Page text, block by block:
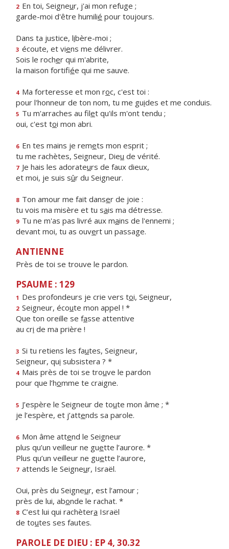
2 En toi, Seigneur, j'ai mon refuge ;
garde-moi d'être humilié pour toujours.
Dans ta justice, libère-moi ;
3 écoute, et viens me délivrer.
Sois le rocher qui m'abrite,
la maison fortifiée qui me sauve.
4 Ma forteresse et mon roc, c'est toi :
pour l'honneur de ton nom, tu me guides et me conduis.
5 Tu m'arraches au filet qu'ils m'ont tendu ;
oui, c'est toi mon abri.
6 En tes mains je remets mon esprit ;
tu me rachètes, Seigneur, Dieu de vérité.
7 Je hais les adorateurs de faux dieux,
et moi, je suis sûr du Seigneur.
8 Ton amour me fait danser de joie :
tu vois ma misère et tu sais ma détresse.
9 Tu ne m'as pas livré aux mains de l'ennemi ;
devant moi, tu as ouvert un passage.
ANTIENNE
Près de toi se trouve le pardon.
PSAUME : 129
1 Des profondeurs je crie vers toi, Seigneur,
2 Seigneur, écoute mon appel ! *
Que ton oreille se fasse attentive
au cri de ma prière !
3 Si tu retiens les fautes, Seigneur,
Seigneur, qui subsistera ? *
4 Mais près de toi se trouve le pardon
pour que l’homme te craigne.
5 J’espère le Seigneur de toute mon âme ; *
je l’espère, et j’attends sa parole.
6 Mon âme attend le Seigneur
plus qu’un veilleur ne guette l’aurore. *
Plus qu’un veilleur ne guette l’aurore,
7 attends le Seigneur, Israël.
Oui, près du Seigneur, est l’amour ;
près de lui, abonde le rachat. *
8 C’est lui qui rachètera Israël
de toutes ses fautes.
PAROLE DE DIEU : EP 4, 30.32